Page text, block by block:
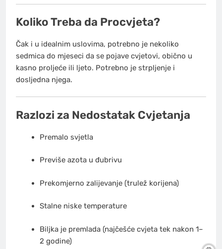
Koliko Treba da Procvjeta?
Čak i u idealnim uslovima, potrebno je nekoliko
sedmica do mjeseci da se pojave cvjetovi, obično u
kasno proljeće ili ljeto. Potrebno je strpljenje i
dosljedna njega.
Razlozi za Nedostatak Cvjetanja
Premalo svjetla
Previše azota u đubrivu
Prekomjerno zalijevanje (trulež korijena)
Stalne niske temperature
Biljka je premlada (najčešće cvjeta tek nakon 1–
2 godine)